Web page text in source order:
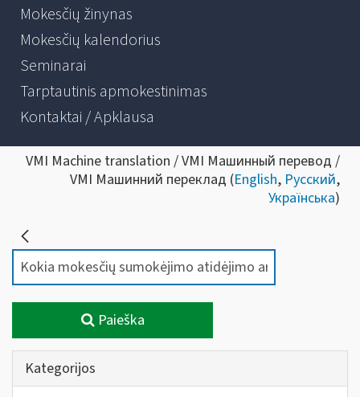
Mokesčių žinynas
Mokesčių kalendorius
Seminarai
Tarptautinis apmokestinimas
Kontaktai / Apklausa
VMI Machine translation / VMI Машинный перевод /
VMI Машинний переклад (English, Русский,
Українська)
Paieška
Kategorijos